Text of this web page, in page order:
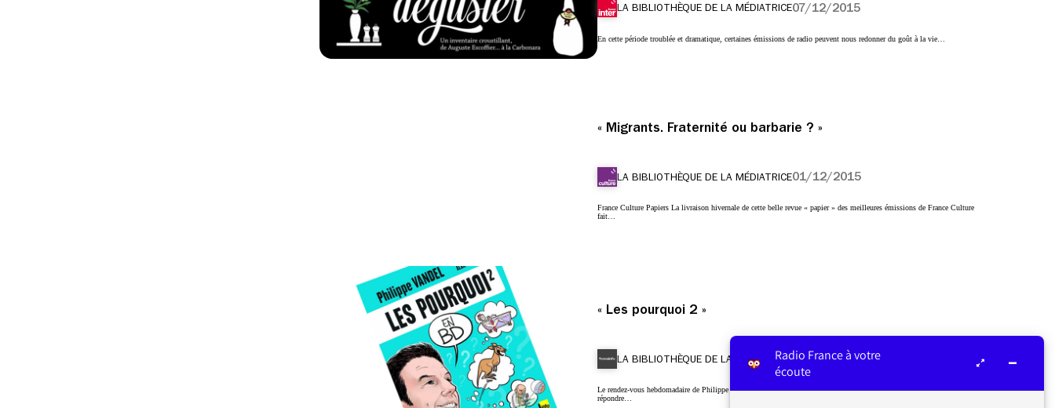
LA BIBLIOTHÈQUE DE LA MÉDIATRICE07/12/2015
En cette période troublée et dramatique, certaines émissions de radio peuvent nous redonner du goût à la vie…
« Migrants. Fraternité ou barbarie ? »
LA BIBLIOTHÈQUE DE LA MÉDIATRICE01/12/2015
France Culture Papiers La livraison hivernale de cette belle revue « papier » des meilleures émissions de France Culture
fait…
« Les pourquoi 2 »
LA BIBLIOTHÈQUE DE LA MÉDIATRICE01/12/2015
Le rendez-vous hebdomadaire de Philippe Vandel sur France Info en BD Chaque week-end, Philippe Vandel propose de
répondre…
Radio France à votre
écoute